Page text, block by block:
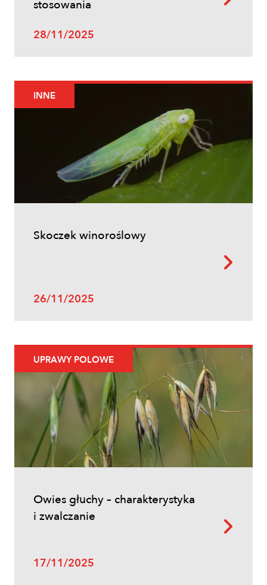
stosowania
28/11/2025
INNE
Skoczek winoroślowy
26/11/2025
UPRAWY POLOWE
Owies głuchy – charakterystyka
i zwalczanie
17/11/2025